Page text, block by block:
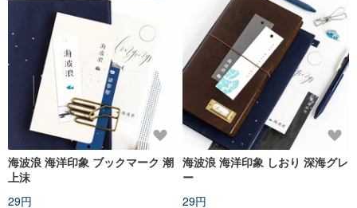
海波浪 海洋印象 ブックマーク 潮
上沫
29円
海波浪 海洋印象 しおり 深海グレ
ー
29円